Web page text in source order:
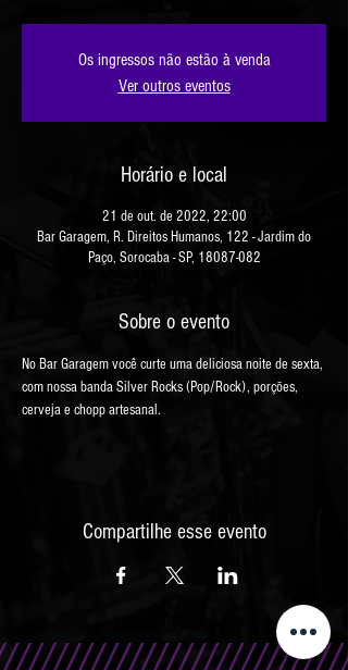
Os ingressos não estão à venda
Ver outros eventos
Horário e local
21 de out. de 2022, 22:00
Bar Garagem, R. Direitos Humanos, 122 - Jardim do
Paço, Sorocaba - SP, 18087-082
Sobre o evento
No Bar Garagem você curte uma deliciosa noite de sexta,
com nossa banda Silver Rocks (Pop/Rock), porções,
cerveja e chopp artesanal.
Compartilhe esse evento